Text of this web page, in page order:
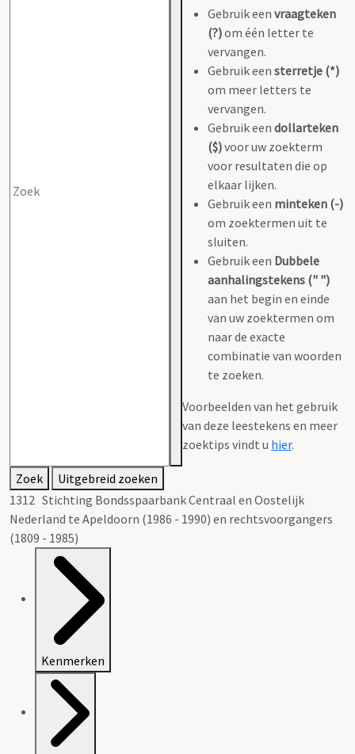
Gebruik een vraagteken
(?)om één letter te
vervangen.
Gebruik een sterretje (*)
om meer letters te
vervangen.
Gebruik een dollarteken
($)voor uw zoekterm
voor resultaten die op
elkaar lijken.
Gebruik een minteken (-)
om zoektermen uit te
sluiten.
Gebruik een Dubbele
aanhalingstekens (" ")
aan het begin en einde
van uw zoektermen om
naar de exacte
combinatie van woorden
te zoeken.
Voorbeelden van het gebruik
van deze leestekens en meer
zoektips vindt u hier.
Zoek
Uitgebreid zoeken
1312 Stichting Bondsspaarbank Centraal en Oostelijk
Nederland te Apeldoorn (1986 - 1990) en rechtsvoorgangers
(1809 - 1985)
Kenmerken